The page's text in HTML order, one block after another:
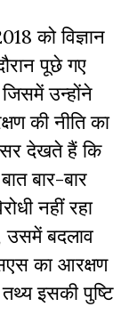
को विज्ञान
पूछे गए
उन्होंने
की नीति का
देखते हैं कि
बार-बार
नहीं रहा
उसमें बदलाव
का आरक्षण
इसकी पुष्टि